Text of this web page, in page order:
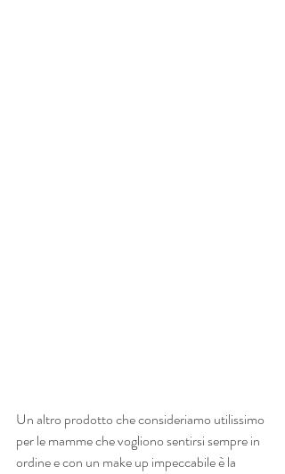
Un altro prodotto che consideriamo utilissimo
per le mamme che vogliono sentirsi sempre in
ordine e con un make up impeccabile è la